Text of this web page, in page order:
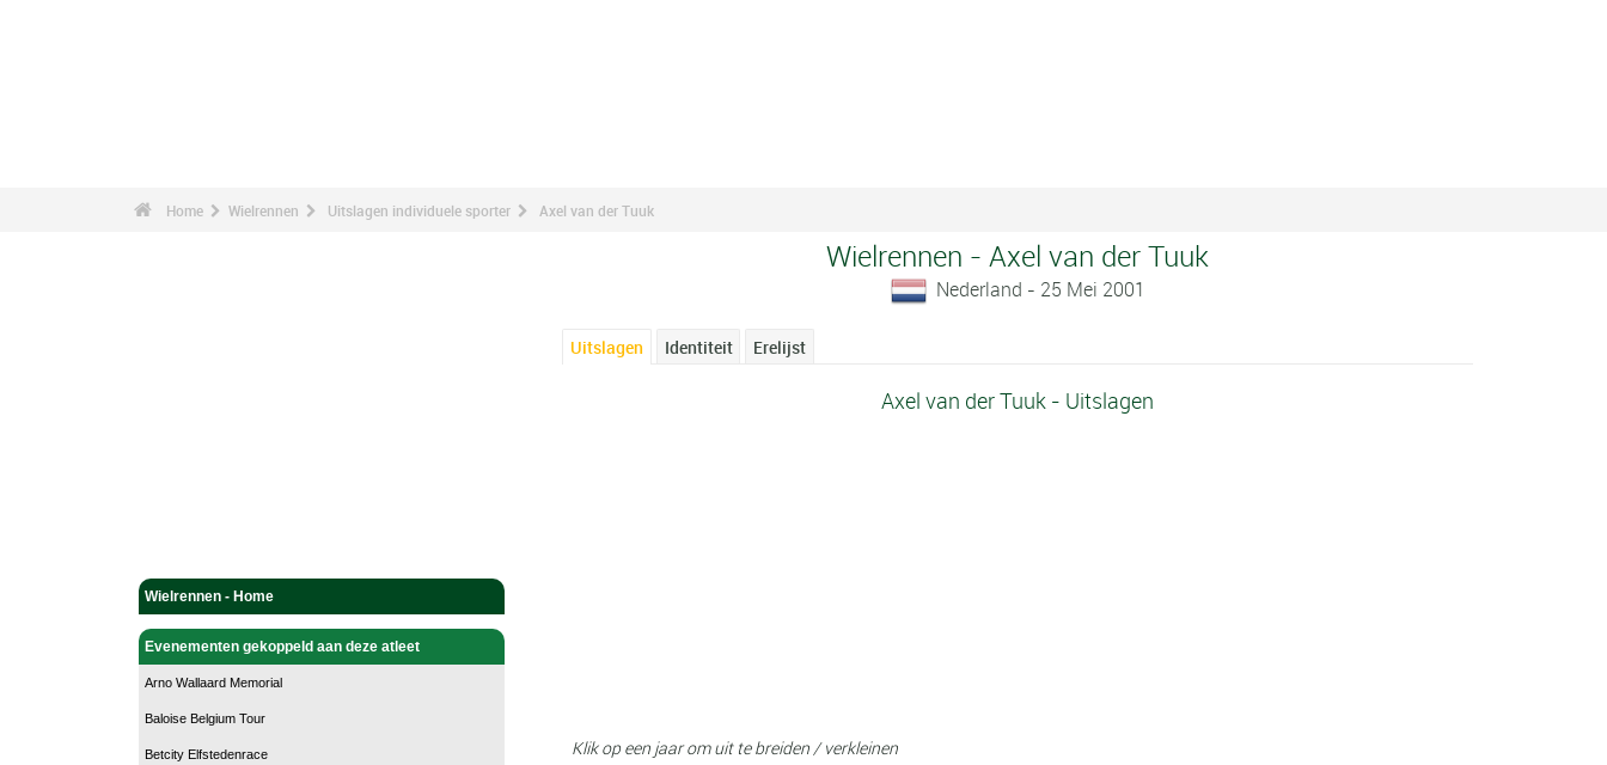
Home Wielrennen Uitslagen individuele sporter Axel van der Tuuk
Wielrennen - Home
Evenementen gekoppeld aan deze atleet
Arno Wallaard Memorial
Baloise Belgium Tour
Betcity Elfstedenrace
Wielrennen - Axel van der Tuuk
Nederland - 25 Mei 2001
Uitslagen Identiteit Erelijst
Axel van der Tuuk - Uitslagen
Klik op een jaar om uit te breiden / verkleinen